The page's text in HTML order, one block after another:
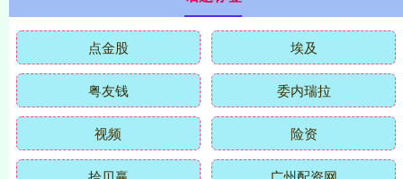
点金股 埃及
粤友钱 委内瑞拉
视频 险资